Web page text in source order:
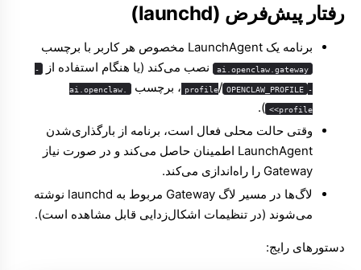
رفتار پیش‌فرض (launchd)
برنامه یک LaunchAgent مخصوص هر کاربر با برچسب
ai.openclaw.gateway نصب می‌کند (یا هنگام استفاده از -
-profile
/ OPENCLAW_PROFILE ، برچسب ai.openclaw.
<profile>
).
وقتی حالت محلی فعال است، برنامه از بارگذاری‌شدن
LaunchAgent اطمینان حاصل می‌کند و در صورت نیاز
Gateway را راه‌اندازی می‌کند.
لاگ‌ها در مسیر لاگ Gateway مربوط به launchd نوشته
می‌شوند (در تنظیمات اشکال‌زدایی قابل مشاهده است).
دستورهای رایج: